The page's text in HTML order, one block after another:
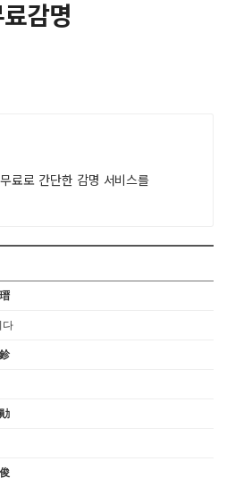
감명
료로 간단한 감명 서비스를
다